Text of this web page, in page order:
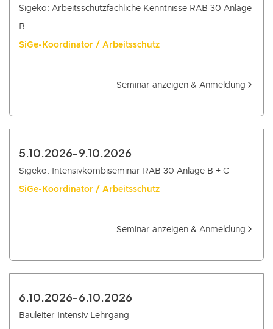
Sigeko: Arbeitsschutzfachliche Kenntnisse RAB 30 Anlage
B
SiGe-Koordinator / Arbeitsschutz
Seminar anzeigen & Anmeldung
5.10.2026-9.10.2026
Sigeko: Intensivkombiseminar RAB 30 Anlage B + C
SiGe-Koordinator / Arbeitsschutz
Seminar anzeigen & Anmeldung
6.10.2026-6.10.2026
Bauleiter Intensiv Lehrgang